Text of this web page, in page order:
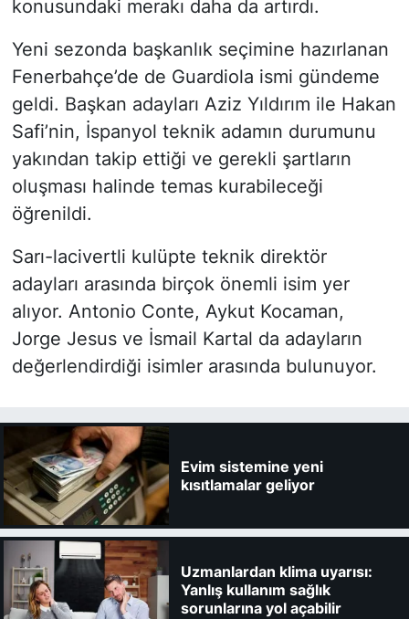
konusundaki merakı daha da artırdı.
Yeni sezonda başkanlık seçimine hazırlanan
Fenerbahçe’de de Guardiola ismi gündeme
geldi. Başkan adayları Aziz Yıldırım ile Hakan
Safi’nin, İspanyol teknik adamın durumunu
yakından takip ettiği ve gerekli şartların
oluşması halinde temas kurabileceği
öğrenildi.
Sarı-lacivertli kulüpte teknik direktör
adayları arasında birçok önemli isim yer
alıyor. Antonio Conte, Aykut Kocaman,
Jorge Jesus ve İsmail Kartal da adayların
değerlendirdiği isimler arasında bulunuyor.
Evim sistemine yeni
kısıtlamalar geliyor
Uzmanlardan klima uyarısı:
Yanlış kullanım sağlık
sorunlarına yol açabilir